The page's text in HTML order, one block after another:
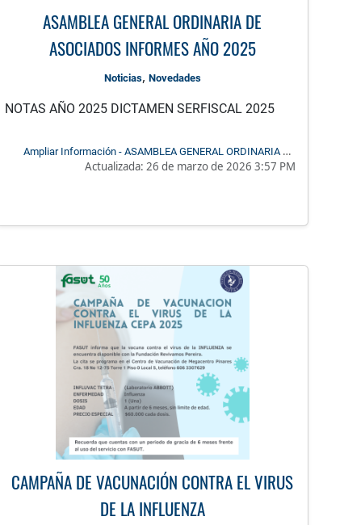
ASAMBLEA GENERAL ORDINARIA DE
ASOCIADOS INFORMES AÑO 2025
Noticias, Novedades
NOTAS AÑO 2025 DICTAMEN SERFISCAL 2025
Ampliar Información - ASAMBLEA GENERAL ORDINARIA DE
ASOCIADOS INFORMES AÑO 2025
Actualizada: 26 de marzo de 2026 3:57 PM
CAMPAÑA DE VACUNACIÓN CONTRA EL VIRUS
DE LA INFLUENZA